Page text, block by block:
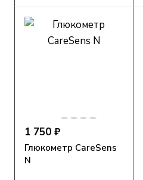
1 750 ₽
Глюкометр CareSens
N